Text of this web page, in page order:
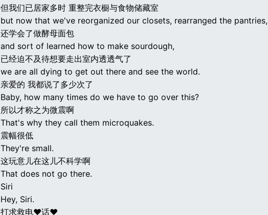
但我们已居家多时 重整完衣橱与食物储藏室
but now that we've reorganized our closets, rearranged the pantries,
还学会了做酵母面包
and sort of learned how to make sourdough,
已经迫不及待想要走出室内透透气了
we are all dying to get out there and see the world.
亲爱的 我都说了多少次了
Baby, how many times do we have to go over this?
所以才称之为微震啊
That's why they call them microquakes.
震幅很低
They're small.
这玩意儿在这儿不科学啊
That does not go there.
Siri
Hey, Siri.
打求救电♥话♥